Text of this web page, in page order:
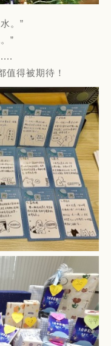
。”
”
值得被期待！